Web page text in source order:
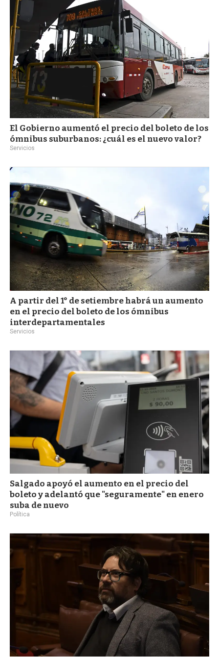
El Gobierno aumentó el precio del boleto de los
ómnibus suburbanos: ¿cuál es el nuevo valor?
Servicios
A partir del 1° de setiembre habrá un aumento
en el precio del boleto de los ómnibus
interdepartamentales
Servicios
Salgado apoyó el aumento en el precio del
boleto y adelantó que "seguramente" en enero
suba de nuevo
Política